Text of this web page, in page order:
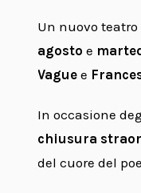
Un nuovo
agosto e
Vague e
In occasione
chiusura
del cuore del